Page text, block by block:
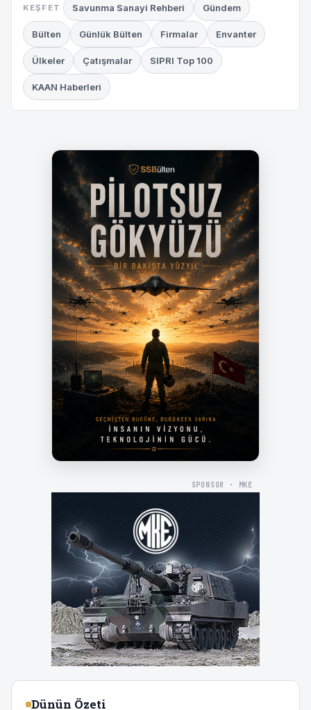
KEŞFET Savunma Sanayi Rehberi Gündem
Bülten Günlük Bülten Firmalar Envanter
Ülkeler Çatışmalar SIPRI Top 100
KAAN Haberleri
SPONSOR · MKE
Dünün Özeti